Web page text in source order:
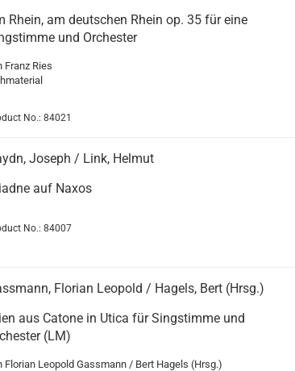
Rhein, am deutschen Rhein op. 35 für eine
und Orchester
Franz Ries
No.: 84021
Joseph / Link, Helmut
auf Naxos
No.: 84007
Florian Leopold / Hagels, Bert (Hrsg.)
aus Catone in Utica für Singstimme und
(LM)
Florian Leopold Gassmann / Bert Hagels (Hrsg.)